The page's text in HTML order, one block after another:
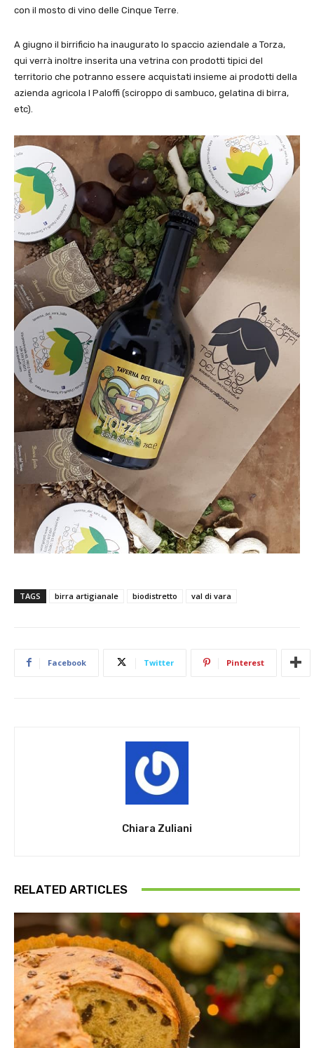
con il mosto di vino delle Cinque Terre.
A giugno il birrificio ha inaugurato lo spaccio aziendale a Torza,
qui verrà inoltre inserita una vetrina con prodotti tipici del
territorio che potranno essere acquistati insieme ai prodotti della
azienda agricola I Paloffi (sciroppo di sambuco, gelatina di birra,
etc).
TAGS birra artigianale biodistretto val di vara
Facebook Twitter Pinterest
Chiara Zuliani
RELATED ARTICLES